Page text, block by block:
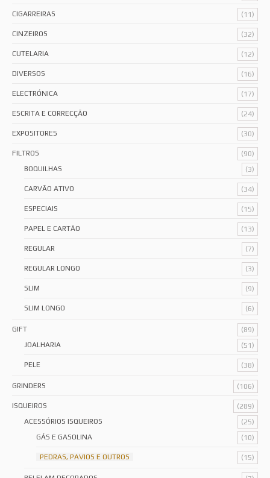
CIGARREIRAS (11)
CINZEIROS (32)
CUTELARIA (12)
DIVERSOS (16)
ELECTRÓNICA (17)
ESCRITA E CORRECÇÃO (24)
EXPOSITORES (30)
FILTROS
(90)
BOQUILHAS
(3)
CARVÃO ATIVO (34)
ESPECIAIS (15)
PAPEL E CARTÃO (13)
REGULAR (7)
REGULAR LONGO (3)
SLIM (9)
SLIM LONGO (6)
GIFT
(89)
JOALHARIA
(51)
PELE (38)
GRINDERS (106)
ISQUEIROS
(289)
ACESSÓRIOS ISQUEIROS
(25)
GÁS E GASOLINA
(10)
PEDRAS, PAVIOS E OUTROS (15)